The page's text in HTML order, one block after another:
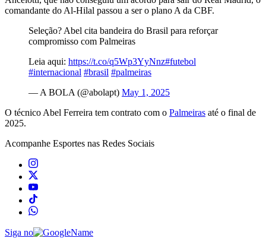
comandante do Al-Hilal passou a ser o plano A da CBF.
Seleção? Abel cita bandeira do Brasil para reforçar
compromisso com Palmeiras
Leia aqui: https://t.co/q5Wp3YyNnz#futebol
#internacional #brasil #palmeiras
— A BOLA (@abolapt) May 1, 2025
O técnico Abel Ferreira tem contrato com o Palmeiras até o final de
2025.
Acompanhe Esportes nas Redes Sociais
Siga no